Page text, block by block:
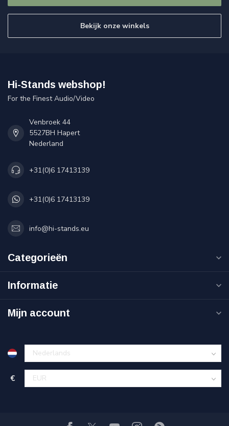
Bekijk onze winkels
Hi-Stands webshop!
For the Finest Audio/Video
Venbroek 44
5527BH Hapert
Nederland
+31(0)6 17413139
+31(0)6 17413139
info@hi-stands.eu
Categorieën
Informatie
Mijn account
€